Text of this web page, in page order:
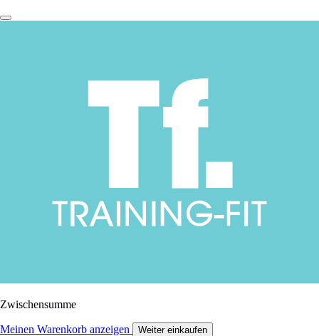
Zwischensumme
Meinen Warenkorb anzeigen Weiter einkaufen